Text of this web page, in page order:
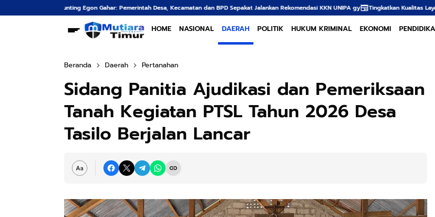
Pemerintah Desa, Kecamatan dan BPD Sepakat Jalankan Rekomendasi KKN UNIPA gy Tingkatkan Kualitas Layanan, Pejabat Kantor Pertanahan
HOME NASIONAL DAERAH POLITIK HUKUM KRIMINAL EKONOMI
Beranda Daerah Pertanahan
Sidang Panitia Ajudikasi dan Pemeriksaan
Tanah Kegiatan PTSL Tahun 2026 Desa
Tasilo Berjalan Lancar